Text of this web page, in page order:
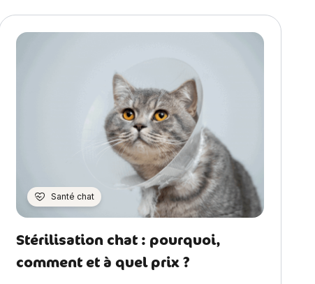
Santé chat
Stérilisation chat : pourquoi,
comment et à quel prix ?